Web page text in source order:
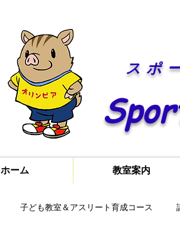
スポ
ホーム 教室案内
子ども教室＆アスリート育成コース